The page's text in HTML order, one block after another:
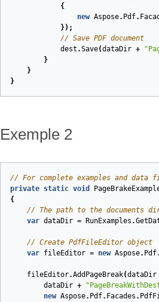
{
new Aspose. Pdf.
});
// Save PDF document
dest .Save(dataDir +
}
}
}
Exemple 2
// For complete examples and data
private static void
{
// The path to the documents
var dataDir = RunExamples .
// Create PdfFileEditor object
var fileEditor = new Aspose. Pdf.
fileEditor.AddPageBreak(dataDir
dataDir +
new Aspose. Pdf. Facades .